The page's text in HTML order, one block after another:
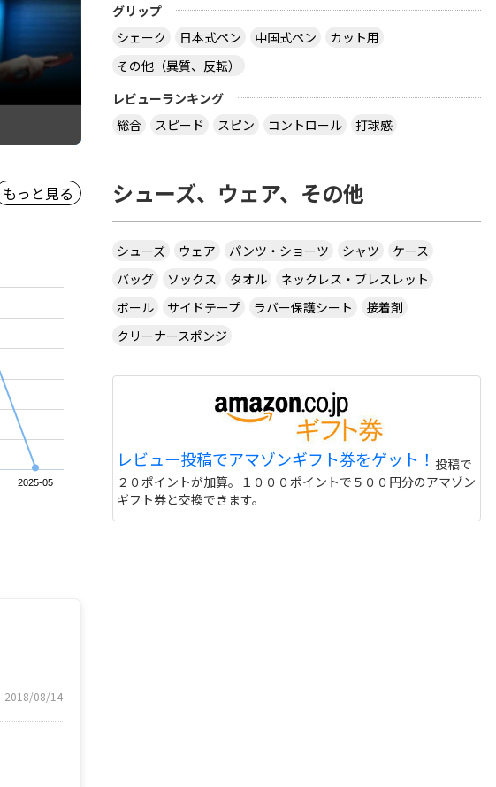
もっと見る
2025-05
2018/08/14
グリップ
シェーク
日本式ペン 中国式ペン
カット用
その他（異質、反転）
レビューランキング
総合
スピード スピン コントロール 打球感
シューズ、ウェア、その他
シューズ ウェア パンツ・ショーツ シャツ
ケース
バッグ
ソックス タオル
ネックレス・ブレスレット
ボール
サイドテープ ラバー保護シート
接着剤
クリーナースポンジ
レビュー投稿でアマゾンギフト券をゲット！ 投稿で
２０ポイントが加算。１０００ポイントで５００円分のアマゾン
ギフト券と交換できます。